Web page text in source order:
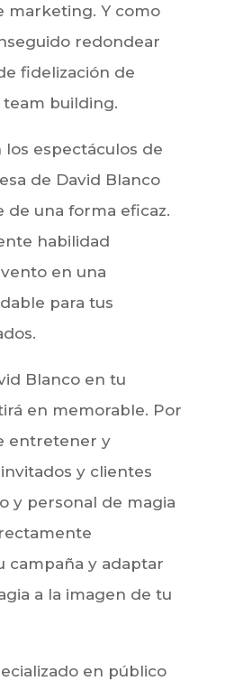
marketing. Y como
redondear
fidelización de
building.
los espectáculos de
de David Blanco
de una forma eficaz.
habilidad
en una
para tus
Blanco en tu
en memorable. Por
entretener y
y clientes
y personal de magia
campaña y adaptar
a la imagen de tu
en público